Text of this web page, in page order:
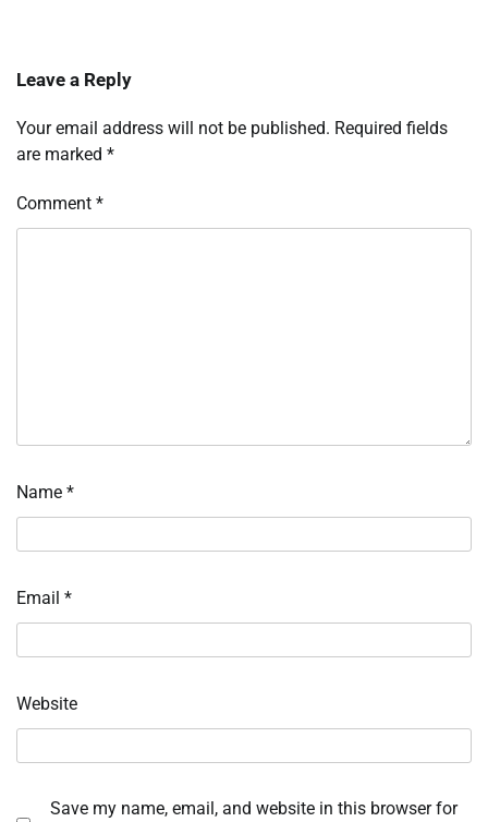
Leave a Reply
Your email address will not be published. Required fields
are marked *
Comment *
Name *
Email *
Website
Save my name, email, and website in this browser for